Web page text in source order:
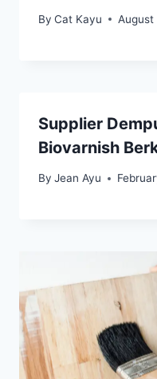
By Cat Kayu August
Supplier
Biovarnish
By Jean Ayu